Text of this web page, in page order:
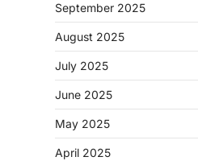
September 2025
August 2025
July 2025
June 2025
May 2025
April 2025
CHHATTISGARH